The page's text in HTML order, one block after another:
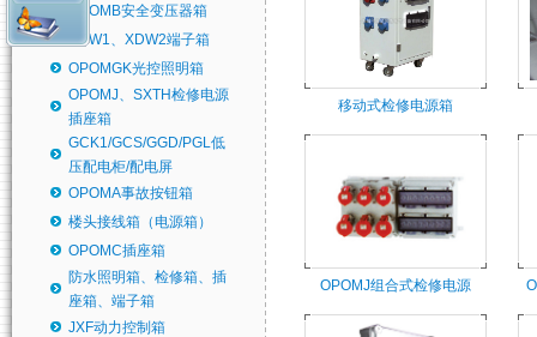
OPOMB安全变压器箱
XDW1、XDW2端子箱
OPOMGK光控照明箱
OPOMJ、SXTH检修电源
插座箱
GCK1/GCS/GGD/PGL低
压配电柜/配电屏
OPOMA事故按钮箱
楼头接线箱（电源箱）
OPOMC插座箱
防水照明箱、检修箱、插
座箱、端子箱
JXF动力控制箱
移动式检修电源箱
OPOMJ组合式检修电源